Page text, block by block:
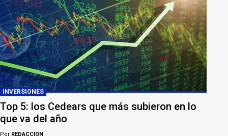
INVERSIONES
Top 5: los Cedears que más subieron en lo
que va del año
Por REDACCION